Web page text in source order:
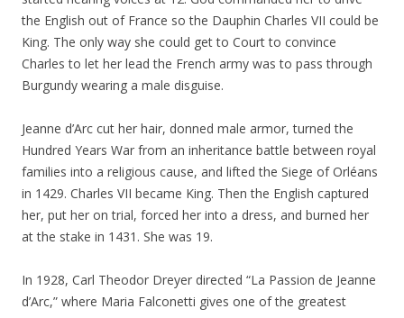
the English out of France so the Dauphin Charles VII could be
King. The only way she could get to Court to convince
Charles to let her lead the French army was to pass through
Burgundy wearing a male disguise.
Jeanne d’Arc cut her hair, donned male armor, turned the
Hundred Years War from an inheritance battle between royal
families into a religious cause, and lifted the Siege of Orléans
in 1429. Charles VII became King. Then the English captured
her, put her on trial, forced her into a dress, and burned her
at the stake in 1431. She was 19.
In 1928, Carl Theodor Dreyer directed “La Passion de Jeanne
d’Arc,” where Maria Falconetti gives one of the greatest